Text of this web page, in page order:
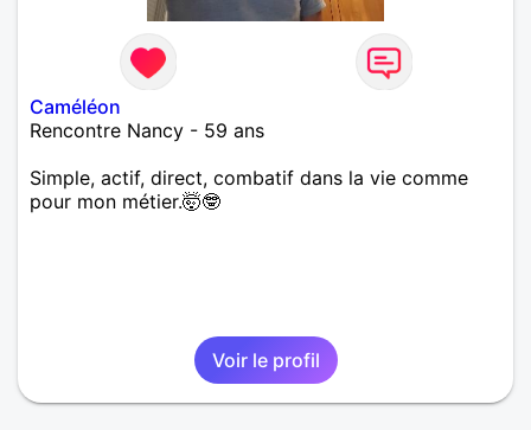
Caméléon
Rencontre Nancy - 59 ans
Simple, actif, direct, combatif dans la vie comme
pour mon métier.🤯🤓
Voir le profil